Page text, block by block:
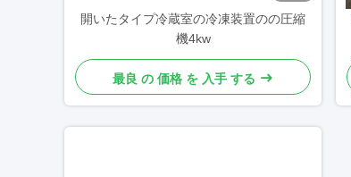
開いたタイプ冷蔵室の冷凍装置のの圧縮
機4kw
最良 の 価格 を 入手 する